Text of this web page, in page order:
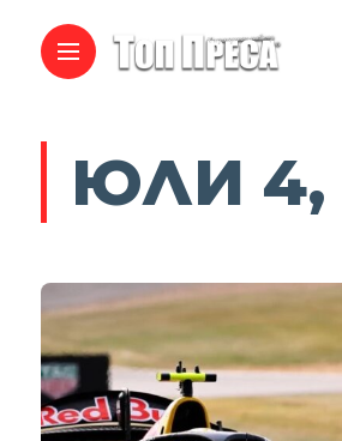
ЮЛИ 4,